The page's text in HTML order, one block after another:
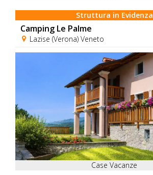
Struttura in Evidenza
Camping Le Palme
Lazise (Verona) Veneto
Case Vacanze